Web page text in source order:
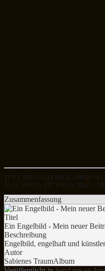
TEXT: EIN ENGELBILD – MEIN
ALLE FOTOS: EIN ENGELBILD –
Zusammenfassung
Titel
Ein Engelbild - Mein neuer
Beschreibung
Engelbild, engelhaft und
Autor
Sabienes TraumAlbum